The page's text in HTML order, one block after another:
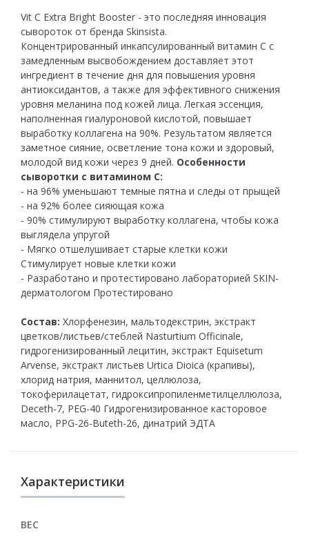
Vit C Extra Bright Booster - это последняя инновация
сывороток от бренда Skinsista.
Концентрированный инкапсулированный витамин С с
замедленным высвобождением доставляет этот
ингредиент в течение дня для повышения уровня
антиоксидантов, а также для эффективного снижения
уровня меланина под кожей лица. Легкая эссенция,
наполненная гиалуроновой кислотой, повышает
выработку коллагена на 90%. Результатом является
заметное сияние, осветление тона кожи и здоровый,
молодой вид кожи через 9 дней. Особенности
сыворотки с витамином С:
- на 96% уменьшают темные пятна и следы от прыщей
- на 92% более сияющая кожа
- 90% стимулируют выработку коллагена, чтобы кожа
выглядела упругой
- Мягко отшелушивает старые клетки кожи
Стимулирует новые клетки кожи
- Разработано и протестировано лабораторией SKIN-
дерматологом Протестировано
Состав: Хлорфенезин, мальтодекстрин, экстракт
цветков/листьев/стеблей Nasturtium Officinale,
гидрогенизированный лецитин, экстракт Equisetum
Arvense, экстракт листьев Urtica Dioica (крапивы),
хлорид натрия, маннитол, целлюлоза,
токоферилацетат, гидроксипропиленметилцеллюлоза,
Deceth-7, PEG-40 Гидрогенизированное касторовое
масло, PPG-26-Buteth-26, динатрий ЭДТА
Характеристики
ВЕС